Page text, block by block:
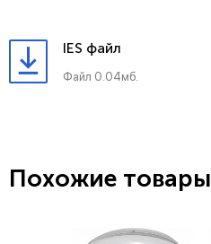
IES файл
Файл 0.04мб.
Похожие товары